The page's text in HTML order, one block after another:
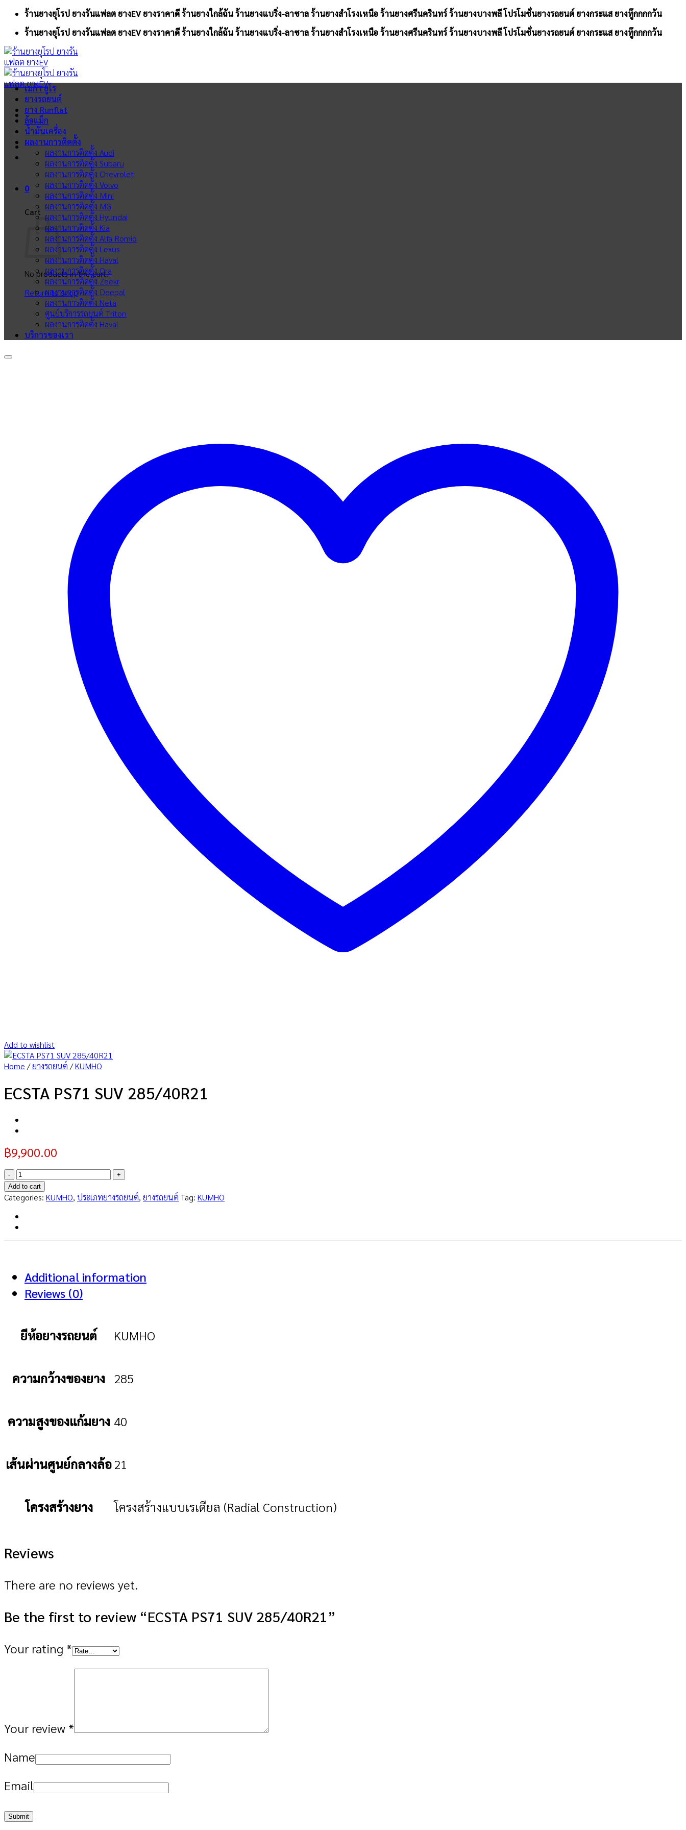
Skip
content
ร้านยางยุโรป ยางรันแฟลต ยางEV ยางราคาดี ร้านยางใกล้ฉัน ร้านยางแบริ่ง-ลาซาล ร้านยางสำโรงเหนือ ร้านยางศรีนครินทร์ ร้านยางบางพลี โปรโมชั่นยางรถยนต์ ยางกระแส ยางทู๊กกกกวัน
ร้านยางยุโรป ยางรันแฟลต ยางEV ยางราคาดี ร้านยางใกล้ฉัน ร้านยางแบริ่ง-ลาซาล ร้านยางสำโรงเหนือ ร้านยางศรีนครินทร์ ร้านยางบางพลี โปรโมชั่นยางรถยนต์ ยางกระแส ยางทู๊กกกกวัน
0
Cart
No products in the cart.
Return to shop
เมก้า ยูโร
ยางรถยนต์
ยาง Runflat
ล้อแม็ก
น้ำมันเครื่อง
ผลงานการติดตั้ง
ผลงานการติดตั้ง Audi
ผลงานการติดตั้ง Subaru
ผลงานการติดตั้ง Chevrolet
ผลงานการติดตั้ง Volvo
ผลงานการติดตั้ง Mini
ผลงานการติดตั้ง MG
ผลงานการติดตั้ง Hyundai
ผลงานการติดตั้ง Kia
ผลงานการติดตั้ง Alfa Romio
ผลงานการติดตั้ง Lexus
ผลงานการติดตั้ง Haval
ผลงานการติดตั้ง Ora
ผลงานการติดตั้ง Zeekr
ผลงานการติดตั้ง Deepal
ผลงานการติดตั้ง Neta
ศูนย์บริการรถยนต์ Triton
ผลงานการติดตั้ง Haval
บริการของเรา
Add to wishlist
Home /ยางรถยนต์ /KUMHO
ECSTA PS71 SUV 285/40R21
฿9,900.00
ECSTA
PS71
SUV
285/40R21
quantity
Add to cart
Categories: KUMHO, ประเภทยางรถยนต์, ยางรถยนต์ Tag: KUMHO
Additional information
Reviews (0)
ยีห้อยางรถยนต์ KUMHO
ความกว้างของยาง 285
ความสูงของแก้มยาง 40
เส้นผ่านศูนย์กลางล้อ21
โครงสร้างยาง โครงสร้างแบบเรเดียล (Radial Construction)
Reviews
There are no reviews yet.
Be the first to review “ECSTA PS71 SUV 285/40R21”
Your rating *
Your review *
Name
Email